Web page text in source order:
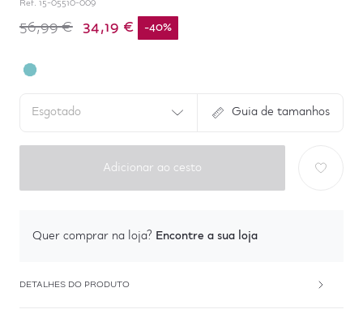
56,99 € 34,19 € -40%
Esgotado Guia de tamanhos
Adicionar ao cesto
Quer comprar na loja? Encontre a sua loja
DETALHES DO PRODUTO